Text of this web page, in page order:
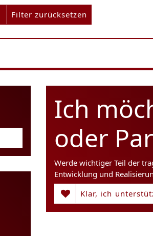
Filter zurücksetzen
Ich
oder
Werde wichtiger Teil der
Entwicklung und
Klar, ich